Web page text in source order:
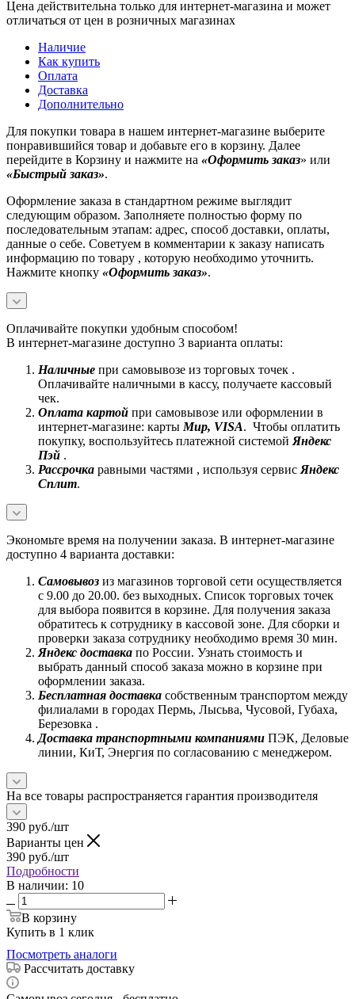
Цена действительна только для интернет-магазина и может
отличаться от цен в розничных магазинах
Наличие
Как купить
Оплата
Доставка
Дополнительно
Для покупки товара в нашем интернет-магазине выберите
понравившийся товар и добавьте его в корзину. Далее
перейдите в Корзину и нажмите на «Оформить заказ» или
«Быстрый заказ».
Оформление заказа в стандартном режиме выглядит
следующим образом. Заполняете полностью форму по
последовательным этапам: адрес, способ доставки, оплаты,
данные о себе. Советуем в комментарии к заказу написать
информацию по товару , которую необходимо уточнить.
Нажмите кнопку «Оформить заказ».
Оплачивайте покупки удобным способом!
В интернет-магазине доступно 3 варианта оплаты:
Наличные при самовывозе из торговых точек .
Оплачивайте наличными в кассу, получаете кассовый
чек.
Оплата картой при самовывозе или оформлении в
интернет-магазине: карты Mир, VISA. Чтобы оплатить
покупку, воспользуйтесь платежной системой Яндекс
Пэй .
Рассрочка равными частями , используя сервис Яндекс
Сплит.
Экономьте время на получении заказа. В интернет-магазине
доступно 4 варианта доставки:
Самовывоз из магазинов торговой сети осуществляется
с 9.00 до 20.00. без выходных. Список торговых точек
для выбора появится в корзине. Для получения заказа
обратитесь к сотруднику в кассовой зоне. Для сборки и
проверки заказа сотруднику необходимо время 30 мин.
Яндекс доставка по России. Узнать стоимость и
выбрать данный способ заказа можно в корзине при
оформлении заказа.
Бесплатная доставка собственным транспортом между
филиалами в городах Пермь, Лысьва, Чусовой, Губаха,
Березовка .
Доставка транспортными компаниями ПЭК, Деловые
линии, КиТ, Энергия по согласованию с менеджером.
На все товары распространяется гарантия производителя
390 руб./шт
Варианты цен
390 руб./шт
Подробности
В наличии: 10
В корзину
Купить в 1 клик
Посмотреть аналоги
Рассчитать доставку